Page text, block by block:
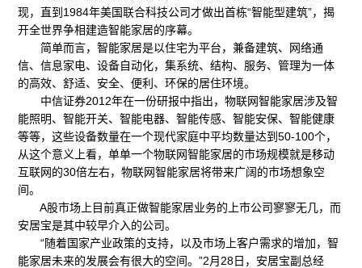
现，直到1984年美国联合科技公司才做出首栋“智能型建筑”，揭
开全世界争相建造智能家居的序幕。
简单而言，智能家居是以住宅为平台，兼备建筑、网络通
信、信息家电、设备自动化，集系统、结构、服务、管理为一体
的高效、舒适、安全、便利、环保的居住环境。
中信证券2012年在一份研报中指出，物联网智能家居涉及智
能照明、智能开关、智能电器、智能传感、智能安保、智能健康
等等，这些设备数量在一个现代家庭中平均数量达到50-100个，
从这个意义上看，单单一个物联网智能家居的市场规模就是移动
互联网的30倍左右，物联网智能家居将带来广阔的市场想象空
间。
A股市场上目前真正做智能家居业务的上市公司寥寥无几，而
安居宝是其中较早介入的公司。
“随着国家产业政策的支持，以及市场上客户需求的增加，智
能家居未来的发展会有很大的空间。”2月28日，安居宝副总经